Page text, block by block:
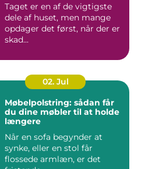
Taget er en af de vigtigste
dele af huset, men mange
opdager det først, når der er
skad...
02. Jul
Møbelpolstring: sådan får
du dine møbler til at holde
længere
Når en sofa begynder at
synke, eller en stol får
flossede armlæn, er det